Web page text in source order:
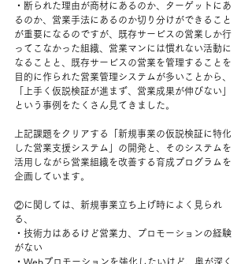
・断られた理由が商材にあるのか、ターゲットにあ
るのか、営業手法にあるのか切り分けができること
が重要になるのですが、既存サービスの営業しか行
ってこなかった組織、営業マンには慣れない活動に
なることと、既存サービスの営業を管理することを
目的に作られた営業管理システムが多いことから、
「上手く仮説検証が進まず、営業成果が伸びない」
という事例をたくさん見てきました。
上記課題をクリアする「新規事業の仮説検証に特化
した営業支援システム」の開発と、そのシステムを
活用しながら営業組織を改善する育成プログラムを
企画しています。
②に関しては、新規事業立ち上げ時によく見られ
る、
・技術力はあるけど営業力、プロモーションの経験
がない
・Webプロモーションを強化したいけど、奥が深く